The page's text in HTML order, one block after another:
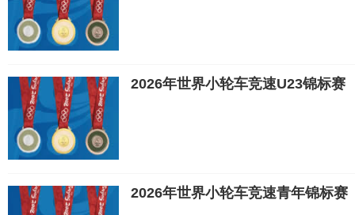
2026年世界小轮车竞速U23锦标赛
2026年世界小轮车竞速青年锦标赛